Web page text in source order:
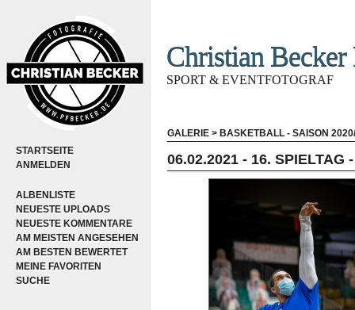
STARTSEITE
ANMELDEN
ALBENLISTE
NEUESTE UPLOADS
NEUESTE KOMMENTARE
AM MEISTEN ANGESEHEN
AM BESTEN BEWERTET
MEINE FAVORITEN
SUCHE
Christian
SPORT & EVENTFOTOGRAF
GALERIE > BASKETBALL - SAISON
06.02.2021 - 16. SPIELTAG